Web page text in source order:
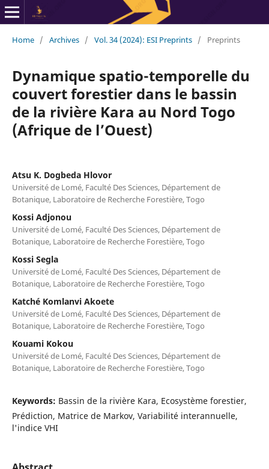
Home / Archives / Vol. 34 (2024): ESI Preprints / Preprints
Dynamique spatio-temporelle du
couvert forestier dans le bassin
de la rivière Kara au Nord Togo
(Afrique de l’Ouest)
Atsu K. Dogbeda Hlovor
Université de Lomé, Faculté Des Sciences, Département de
Botanique, Laboratoire de Recherche Forestière, Togo
Kossi Adjonou
Université de Lomé, Faculté Des Sciences, Département de
Botanique, Laboratoire de Recherche Forestière, Togo
Kossi Segla
Université de Lomé, Faculté Des Sciences, Département de
Botanique, Laboratoire de Recherche Forestière, Togo
Katché Komlanvi Akoete
Université de Lomé, Faculté Des Sciences, Département de
Botanique, Laboratoire de Recherche Forestière, Togo
Kouami Kokou
Université de Lomé, Faculté Des Sciences, Département de
Botanique, Laboratoire de Recherche Forestière, Togo
Keywords: Bassin de la rivière Kara, Ecosystème forestier,
Prédiction, Matrice de Markov, Variabilité interannuelle,
l'indice VHI